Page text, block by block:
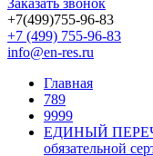
Заказать звонок
+7(499)755-96-83
+7 (499) 755-96-83
info@en-res.ru
Главная
789
9999
ЕДИНЫЙ
обязательной